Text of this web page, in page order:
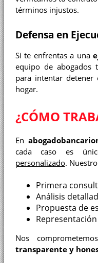
términos injustos.
Defensa en
Si te enfrentas a una
equipo de abogados
para intentar
hogar.
¿CÓMO
En
cada caso es
personalizado.
Primera
Análisis
Propuesta de
Nos
transparente y